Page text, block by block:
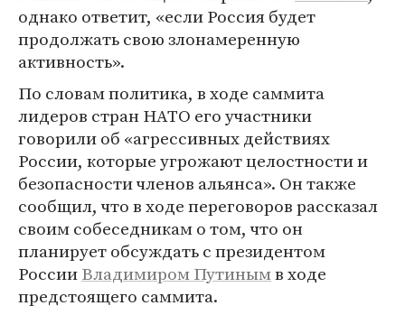
однако ответит, «если Россия будет
продолжать свою злонамеренную
активность».
По словам политика, в ходе саммита
лидеров стран НАТО его участники
говорили об «агрессивных действиях
России, которые угрожают целостности и
безопасности членов альянса». Он также
сообщил, что в ходе переговоров рассказал
своим собеседникам о том, что он
планирует обсуждать с президентом
РоссииВладимиром Путинымв ходе
предстоящего саммита.